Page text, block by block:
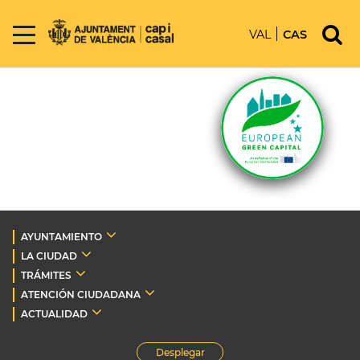
VAL CAS
AYUNTAMIENTO
LA CIUDAD
TRÁMITES
ATENCIÓN CIUDADANA
ACTUALIDAD
Desplegar